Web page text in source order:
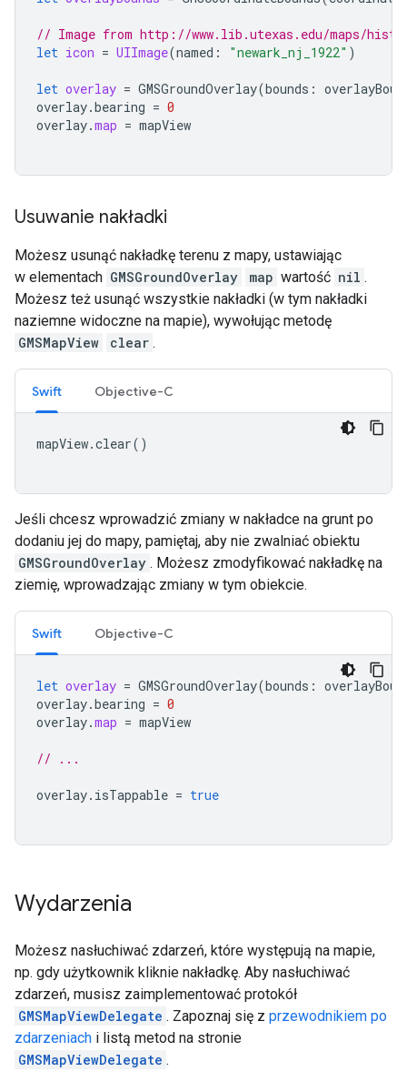
// Image from http://www.lib.utexas.edu/maps/
let icon = UIImage(named : "newark_nj_1922" )
let overlay = GMSGroundOverlay(bounds :
overlay.bearing = 0
overlay.map = mapView
Usuwanie nakładki
Możesz usunąć nakładkę terenu z mapy, ustawiając
w elementach GMSGroundOverlay map wartość nil .
Możesz też usunąć wszystkie nakładki (w tym nakładki
naziemne widoczne na mapie), wywołując metodę
GMSMapView
clear .
Swift Objective-C
mapView.clear()
Jeśli chcesz wprowadzić zmiany w nakładce na grunt po
dodaniu jej do mapy, pamiętaj, aby nie zwalniać obiektu
GMSGroundOverlay . Możesz zmodyfikować nakładkę na
ziemię, wprowadzając zmiany w tym obiekcie.
Swift Objective-C
let overlay = GMSGroundOverlay(bounds :
overlay.bearing = 0
overlay.map = mapView
// ...
overlay. isTappable = true
Wydarzenia
Możesz nasłuchiwać zdarzeń, które występują na mapie,
np. gdy użytkownik kliknie nakładkę. Aby nasłuchiwać
zdarzeń, musisz zaimplementować protokół
GMSMapViewDelegate . Zapoznaj się z przewodnikiem po
zdarzeniach i listą metod na stronie
GMSMapViewDelegate .